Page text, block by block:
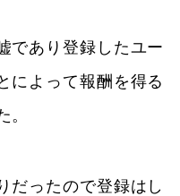
であり登録したユー
によって報酬を得る
。
だったので登録はし